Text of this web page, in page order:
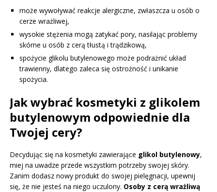
może wywoływać reakcje alergiczne, zwłaszcza u osób o
cerze wrażliwej,
wysokie stężenia mogą zatykać pory, nasilając problemy
skórne u osób z cerą tłustą i trądzikową,
spożycie glikolu butylenowego może podrażnić układ
trawienny, dlatego zaleca się ostrożność i unikanie
spożycia.
Jak wybrać kosmetyki z glikolem
butylenowym odpowiednie dla
Twojej cery?
Decydując się na kosmetyki zawierające glikol butylenowy,
miej na uwadze przede wszystkim potrzeby swojej skóry.
Zanim dodasz nowy produkt do swojej pielęgnacji, upewnij
się, że nie jesteś na niego uczulony. Osoby z cerą wrażliwą